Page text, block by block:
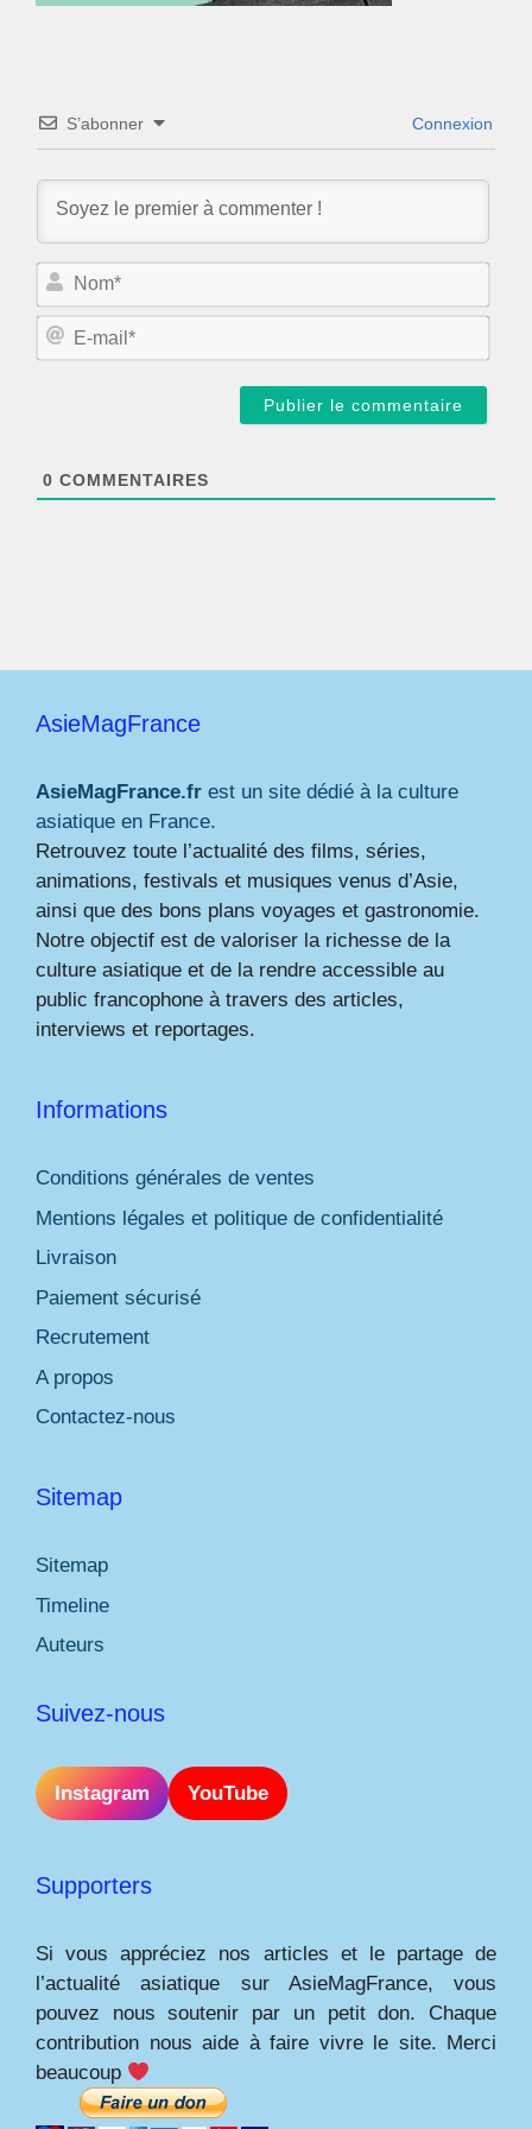
S’abonner Connexion
N
m
E
0 COMMENTAIRES
AsieMagFrance
AsieMagFrance.fr est un site dédié à la culture
asiatique en France.
Retrouvez toute l’actualité des films, séries,
animations, festivals et musiques venus d’Asie,
ainsi que des bons plans voyages et gastronomie.
Notre objectif est de valoriser la richesse de la
culture asiatique et de la rendre accessible au
public francophone à travers des articles,
interviews et reportages.
Informations
Conditions générales de ventes
Mentions légales et politique de confidentialité
Livraison
Paiement sécurisé
Recrutement
A propos
Contactez-nous
Sitemap
Sitemap
Timeline
Auteurs
Suivez-nous
Instagram YouTube
Supporters
Si vous appréciez nos articles et le partage de
l’actualité asiatique sur AsieMagFrance, vous
pouvez nous soutenir par un petit don. Chaque
contribution nous aide à faire vivre le site. Merci
beaucoup